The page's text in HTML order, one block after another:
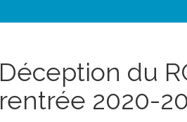
Déception du
rentrée 2020-